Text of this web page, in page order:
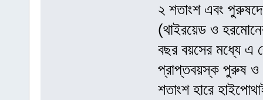
২ শতাংশ এবং
(থাইরয়েড ও
বছর বয়সের মধ্যে এ
প্রাপ্তবয়স্ক পুরুষ ও
শতাংশ হারে